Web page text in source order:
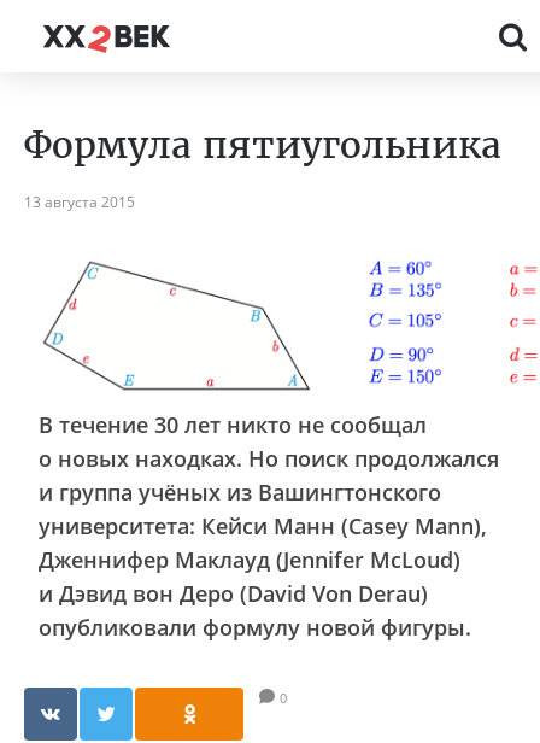
Формула пятиугольника
13 августа 2015
В течение 30 лет никто не сообщал
о новых находках. Но поиск продолжался
и группа учёных из Вашингтонского
университета: Кейси Манн (Casey Mann),
Дженнифер Маклауд (Jennifer McLoud)
и Дэвид вон Деро (David Von Derau)
опубликовали формулу новой фигуры.
0